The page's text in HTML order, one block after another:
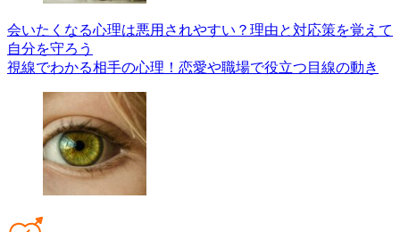
会いたくなる心理は悪用されやすい？理由と対応策を覚えて
自分を守ろう
視線でわかる相手の心理！恋愛や職場で役立つ目線の動き